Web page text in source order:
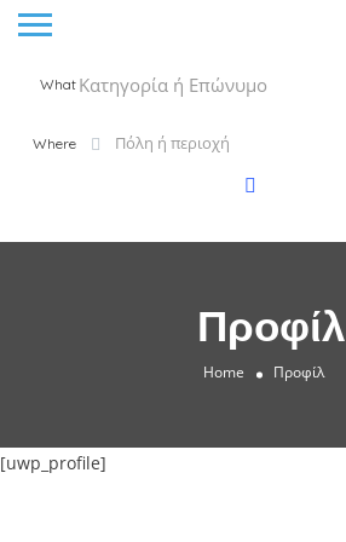
What
Where
Προφίλ
Home Προφίλ
[uwp_profile]